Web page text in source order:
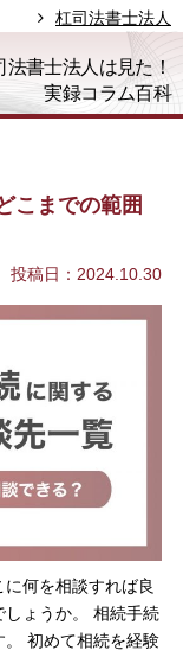
杠司法書士法人
法書士法人は見た！
実録コラム百科
こまでの範囲
投稿日：2024.10.30
何を相談すれば良
ょうか。 相続手続
。 初めて相続を経験